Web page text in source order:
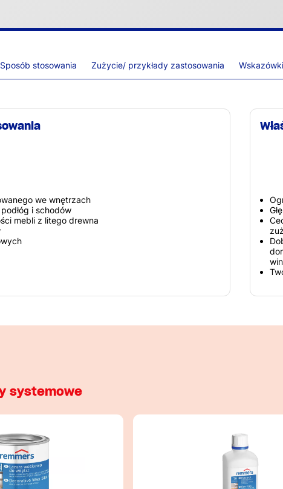
Sposób stosowania Zużycie/ przykłady zastosowania Wskazówki
we wnętrzach
i schodów
mebli z litego drewna
systemowe